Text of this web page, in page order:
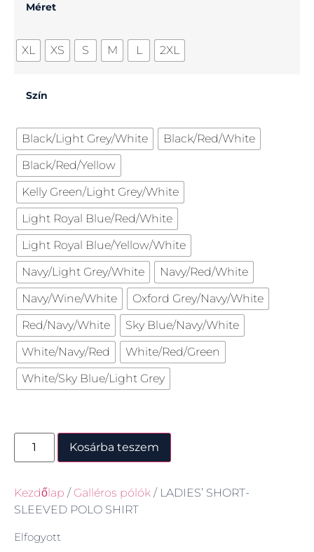
Méret
XL XS S M L 2XL
Szín
Black/Light Grey/White
Black/Red/White
Black/Red/Yellow
Kelly Green/Light Grey/White
Light Royal Blue/Red/White
Light Royal Blue/Yellow/White
Navy/Light Grey/White
Navy/Red/White
Navy/Wine/White
Oxford Grey/Navy/White
Red/Navy/White
Sky Blue/Navy/White
White/Navy/Red
White/Red/Green
White/Sky Blue/Light Grey
Kosárba teszem
Kezdőlap / Galléros pólók / LADIES’ SHORT-
SLEEVED POLO SHIRT
Elfogyott